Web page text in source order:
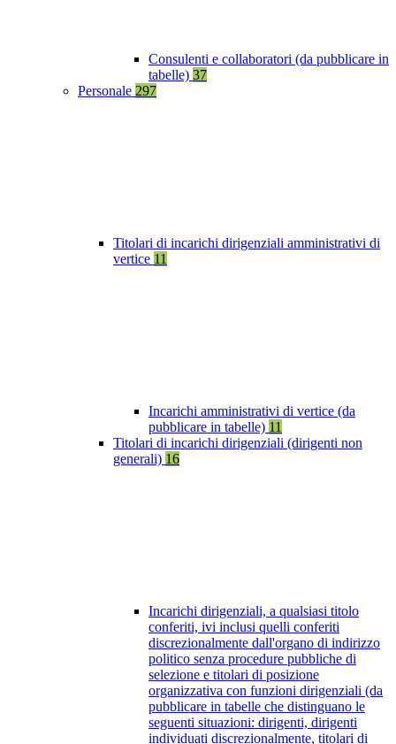
Consulenti e collaboratori (da pubblicare in
tabelle) 37
Personale 297
Titolari di incarichi dirigenziali amministrativi di
vertice 11
Incarichi amministrativi di vertice (da
pubblicare in tabelle) 11
Titolari di incarichi dirigenziali (dirigenti non
generali) 16
Incarichi dirigenziali, a qualsiasi titolo
conferiti, ivi inclusi quelli conferiti
discrezionalmente dall'organo di indirizzo
politico senza procedure pubbliche di
selezione e titolari di posizione
organizzativa con funzioni dirigenziali (da
pubblicare in tabelle che distinguano le
seguenti situazioni: dirigenti, dirigenti
individuati discrezionalmente, titolari di